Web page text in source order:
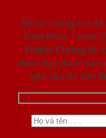
Nhập thông tin
điện thoại /
khách. Chúng tôi
dưới đây được bảo
yêu cầu tư vấn